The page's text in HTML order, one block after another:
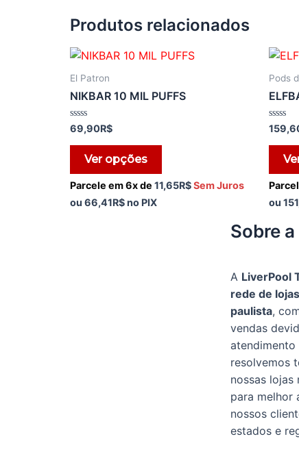
Produtos relacionados
El Patron
NIKBAR 10 MIL PUFFS
Avaliação
0
de
69,90R$
Ver opções
Parcele em 6x de 11,65R$Sem Juros
ou 66,41R$no PIX
Pods
0
de
ou
Sobre
A LiverPool
rede de
paulista,
vendas
atendimento
resolvemos
nossas lojas
para melhor
nossos
estados e